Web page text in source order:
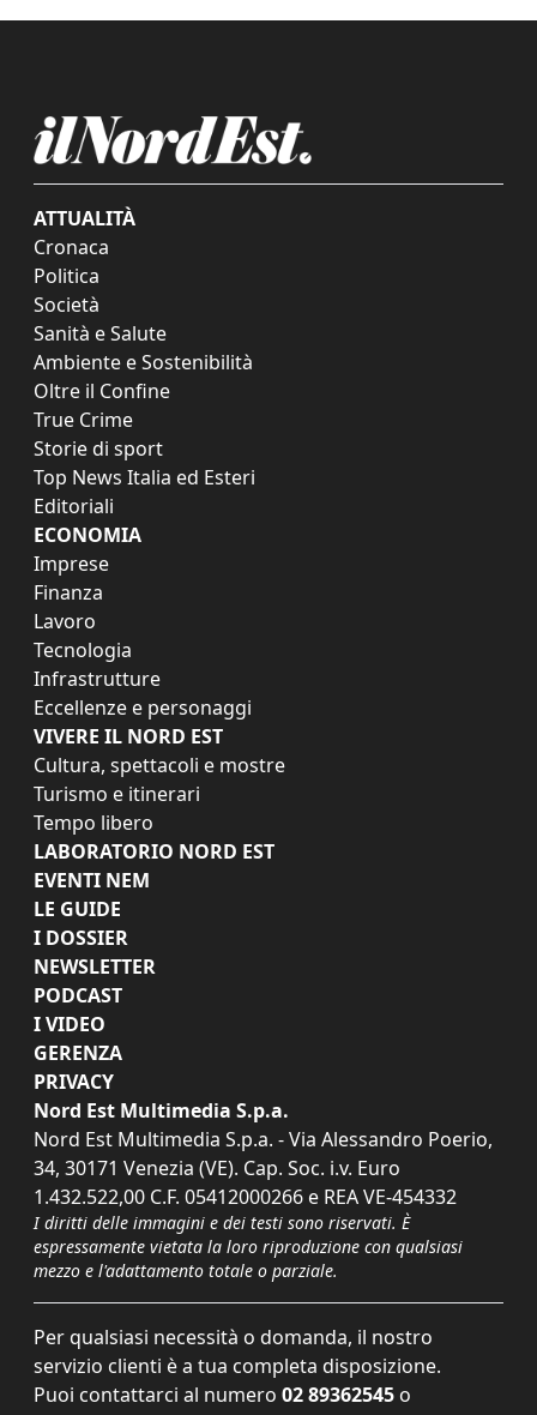
ATTUALITÀ
Cronaca
Politica
Società
Sanità e Salute
Ambiente e Sostenibilità
Oltre il Confine
True Crime
Storie di sport
Top News Italia ed Esteri
Editoriali
ECONOMIA
Imprese
Finanza
Lavoro
Tecnologia
Infrastrutture
Eccellenze e personaggi
VIVERE IL NORD EST
Cultura, spettacoli e mostre
Turismo e itinerari
Tempo libero
LABORATORIO NORD EST
EVENTI NEM
LE GUIDE
I DOSSIER
NEWSLETTER
PODCAST
I VIDEO
GERENZA
PRIVACY
Nord Est Multimedia S.p.a.
Nord Est Multimedia S.p.a. - Via Alessandro Poerio,
34, 30171 Venezia (VE). Cap. Soc. i.v. Euro
1.432.522,00 C.F. 05412000266 e REA VE-454332
I diritti delle immagini e dei testi sono riservati. È
espressamente vietata la loro riproduzione con qualsiasi
mezzo e l'adattamento totale o parziale.
Per qualsiasi necessità o domanda, il nostro
servizio clienti è a tua completa disposizione.
Puoi contattarci al numero 02 89362545 o